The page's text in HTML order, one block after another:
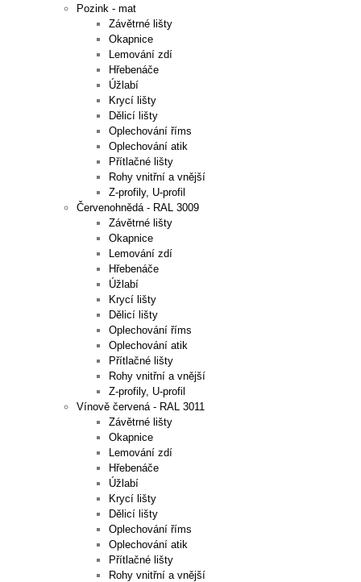
Pozink - mat
Závětrné lišty
Okapnice
Lemování zdí
Hřebenáče
Úžlabí
Krycí lišty
Dělicí lišty
Oplechování říms
Oplechování atik
Přítlačné lišty
Rohy vnitřní a vnější
Z-profily, U-profil
Červenohnědá - RAL 3009
Závětrné lišty
Okapnice
Lemování zdí
Hřebenáče
Úžlabí
Krycí lišty
Dělicí lišty
Oplechování říms
Oplechování atik
Přítlačné lišty
Rohy vnitřní a vnější
Z-profily, U-profil
Vínově červená - RAL 3011
Závětrné lišty
Okapnice
Lemování zdí
Hřebenáče
Úžlabí
Krycí lišty
Dělicí lišty
Oplechování říms
Oplechování atik
Přítlačné lišty
Rohy vnitřní a vnější